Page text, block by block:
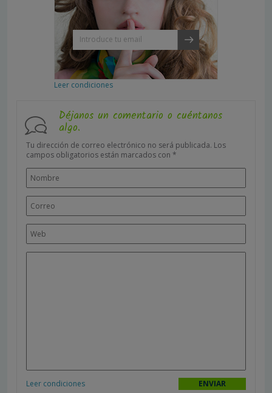
Leer condiciones
Déjanos un comentario o cuéntanos
algo.
Tu dirección de correo electrónico no será publicada. Los
campos obligatorios están marcados con *
Leer condiciones